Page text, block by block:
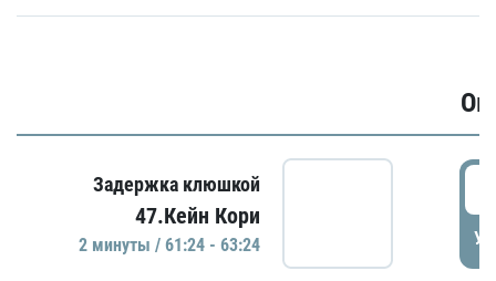
Задержка клюшкой
47.Кейн Кори
2 минуты / 61:24 - 63:24